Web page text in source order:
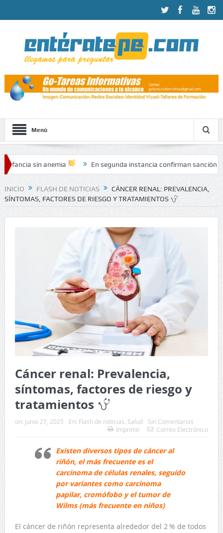
Menú
En segunda instancia confirman sanción contra
pacientes
INICIO FLASH DE NOTICIAS
CÁNCER RENAL: PREVALENCIA,
SÍNTOMAS, FACTORES DE RIESGO Y TRATAMIENTOS
Cáncer renal: Prevalencia,
síntomas, factores de riesgo y
tratamientos
on: junio 27, 2025 En: Flash de noticias Salud
Sin Comentarios
Imprimir
Correo Electrónico
Existen diversos tipos de cáncer al
riñón, el más frecuente es el
carcinoma de células renales, seguido
por variantes como carcinoma
papilar, cromófobo y el tumor de
Wilms (más frecuente en niños)
El cáncer de riñón representa alrededor del 2 % de todos